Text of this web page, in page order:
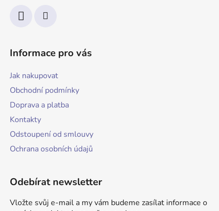
Informace pro vás
Jak nakupovat
Obchodní podmínky
Doprava a platba
Kontakty
Odstoupení od smlouvy
Ochrana osobních údajů
Odebírat newsletter
Vložte svůj e-mail a my vám budeme zasílat informace o